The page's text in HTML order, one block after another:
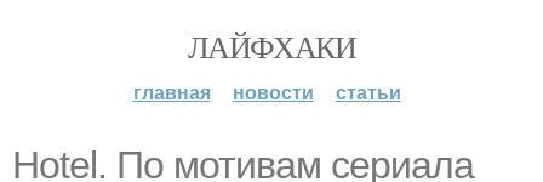
ЛАЙФХАКИ
главная новости статьи
Hotel. По мотивам сериала